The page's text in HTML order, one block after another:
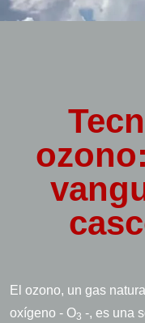
El ozono, un gas
oxígeno - O3 -, es una